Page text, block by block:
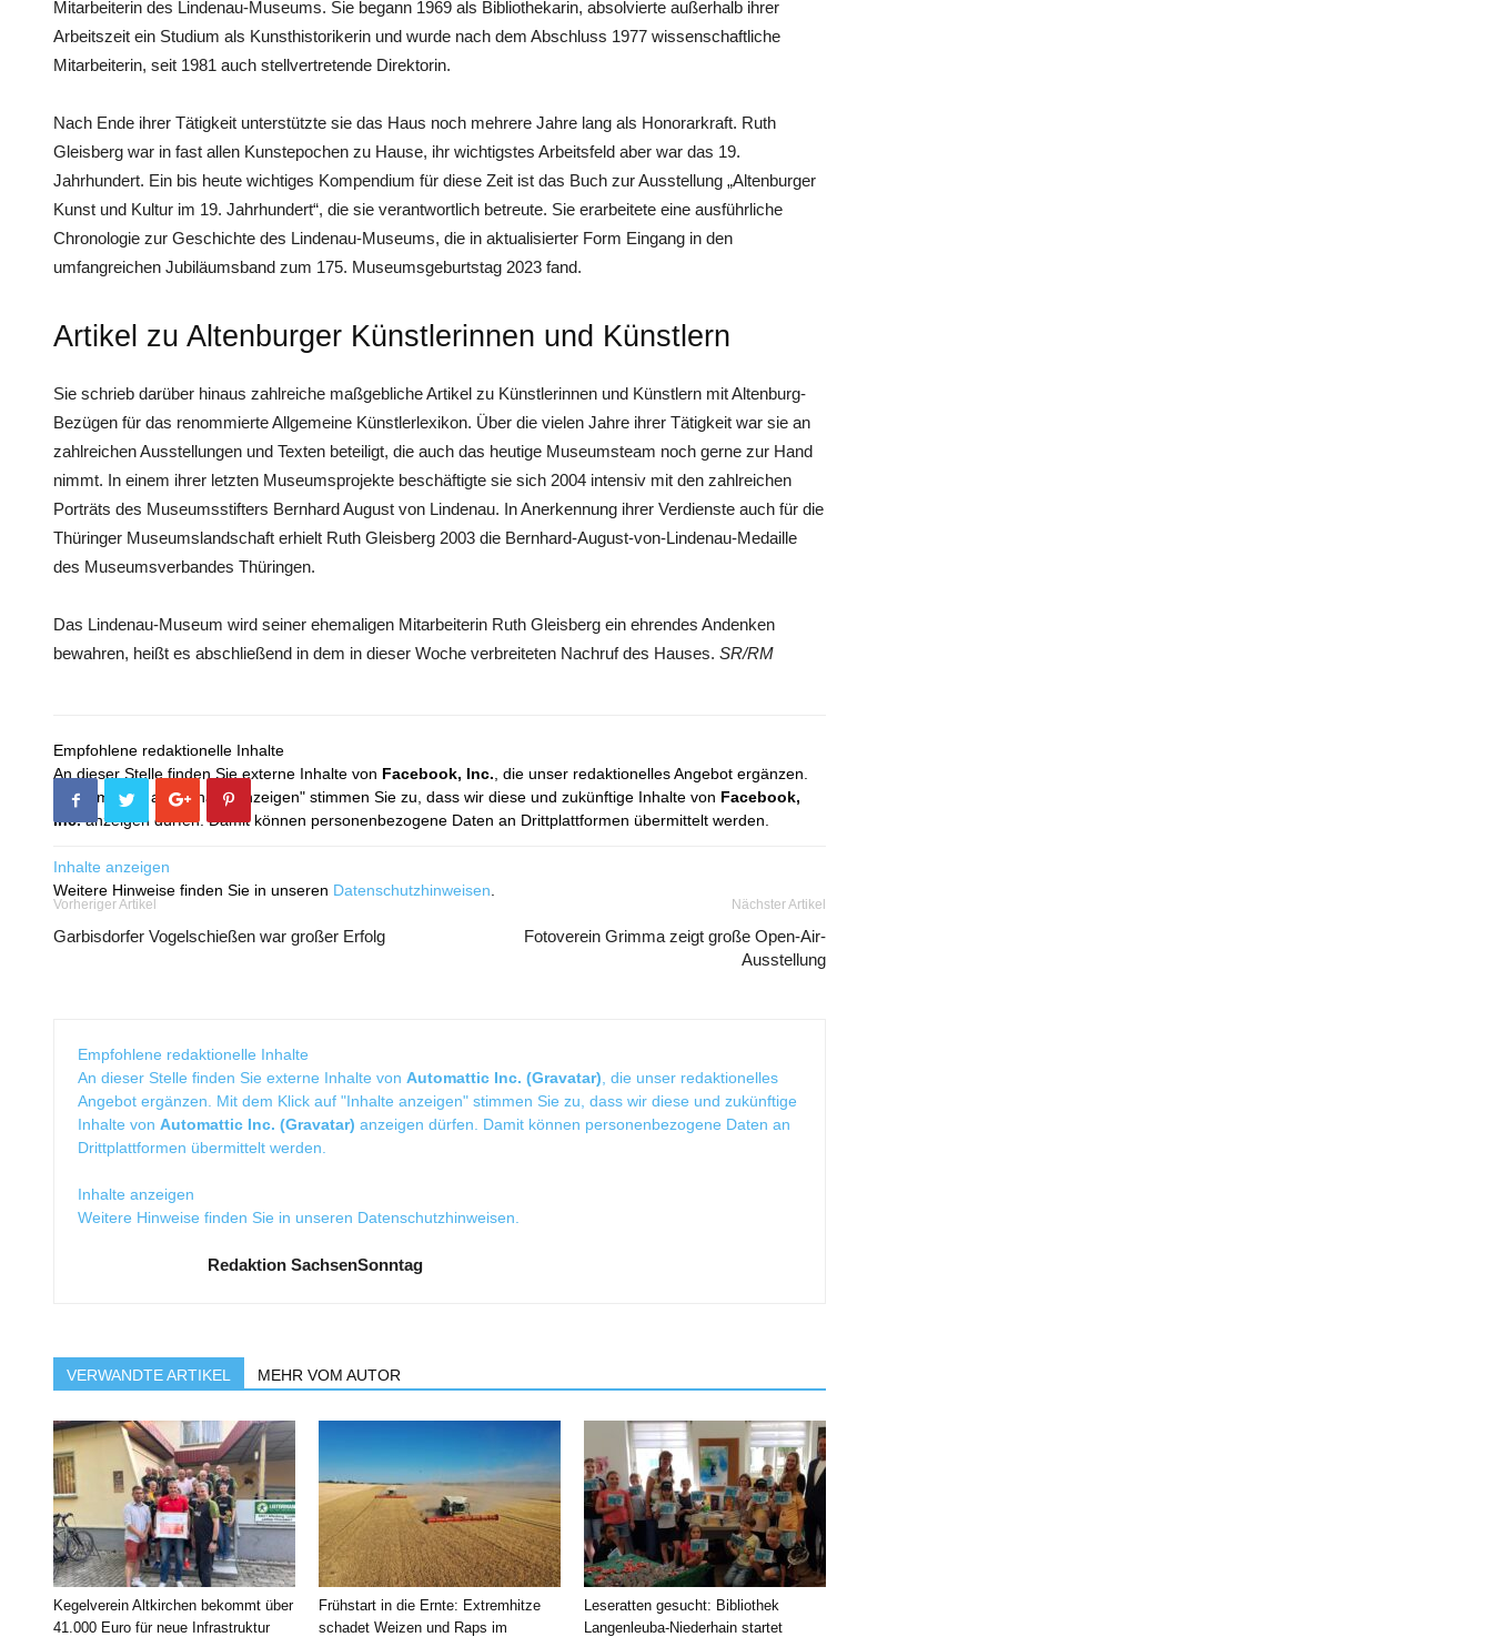
Mitarbeiterin des Lindenau-Museums. Sie begann 1969 als Bibliothekarin, absolvierte außerhalb ihrer
Arbeitszeit ein Studium als Kunsthistorikerin und wurde nach dem Abschluss 1977 wissenschaftliche
Mitarbeiterin, seit 1981 auch stellvertretende Direktorin.
Nach Ende ihrer Tätigkeit unterstützte sie das Haus noch mehrere Jahre lang als Honorarkraft. Ruth
Gleisberg war in fast allen Kunstepochen zu Hause, ihr wichtigstes Arbeitsfeld aber war das 19.
Jahrhundert. Ein bis heute wichtiges Kompendium für diese Zeit ist das Buch zur Ausstellung „Altenburger
Kunst und Kultur im 19. Jahrhundert“, die sie verantwortlich betreute. Sie erarbeitete eine ausführliche
Chronologie zur Geschichte des Lindenau-Museums, die in aktualisierter Form Eingang in den
umfangreichen Jubiläumsband zum 175. Museumsgeburtstag 2023 fand.
Artikel zu Altenburger Künstlerinnen und Künstlern
Sie schrieb darüber hinaus zahlreiche maßgebliche Artikel zu Künstlerinnen und Künstlern mit Altenburg-
Bezügen für das renommierte Allgemeine Künstlerlexikon. Über die vielen Jahre ihrer Tätigkeit war sie an
zahlreichen Ausstellungen und Texten beteiligt, die auch das heutige Museumsteam noch gerne zur Hand
nimmt. In einem ihrer letzten Museumsprojekte beschäftigte sie sich 2004 intensiv mit den zahlreichen
Porträts des Museumsstifters Bernhard August von Lindenau. In Anerkennung ihrer Verdienste auch für die
Thüringer Museumslandschaft erhielt Ruth Gleisberg 2003 die Bernhard-August-von-Lindenau-Medaille
des Museumsverbandes Thüringen.
Das Lindenau-Museum wird seiner ehemaligen Mitarbeiterin Ruth Gleisberg ein ehrendes Andenken
bewahren, heißt es abschließend in dem in dieser Woche verbreiteten Nachruf des Hauses. SR/RM
Empfohlene redaktionelle Inhalte
An dieser Stelle finden Sie externe Inhalte von Facebook, Inc. , die unser redaktionelles Angebot ergänzen.
Mit dem Klick auf "Inhalte anzeigen" stimmen Sie zu, dass wir diese und zukünftige Inhalte von Facebook,
Inc.anzeigen dürfen. Damit können personenbezogene Daten an Drittplattformen übermittelt werden.
Inhalte anzeigen
Weitere Hinweise finden Sie in unseren Datenschutzhinweisen
Vorheriger Artikel
Garbisdorfer Vogelschießen war großer Erfolg
Nächster Artikel
Fotoverein Grimma zeigt große Open-Air-
Ausstellung
Empfohlene redaktionelle Inhalte
An dieser Stelle finden Sie externe Inhalte von Automattic Inc. (Gravatar) , die unser redaktionelles
Angebot ergänzen. Mit dem Klick auf "Inhalte anzeigen" stimmen Sie zu, dass wir diese und zukünftige
Inhalte von Automattic Inc. (Gravatar) anzeigen dürfen. Damit können personenbezogene Daten an
Drittplattformen übermittelt werden.
Inhalte anzeigen
Weitere Hinweise finden Sie in unseren Datenschutzhinweisen
Redaktion SachsenSonntag
VERWANDTE ARTIKEL MEHR VOM AUTOR
Kegelverein Altkirchen bekommt über
41.000 Euro für neue Infrastruktur
Frühstart in die Ernte: Extremhitze
schadet Weizen und Raps im
Leseratten gesucht: Bibliothek
Langenleuba-Niederhain startet